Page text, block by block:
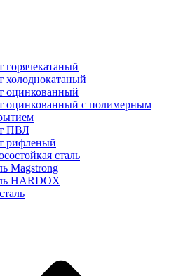
горячекатаный
холоднокатаный
оцинкованный
оцинкованный с полимерным
ПВЛ
рифленый
сталь
Magstrong
HARDOX